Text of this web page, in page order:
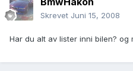
Skrevet Juni 15, 2008
Har du alt av lister inni bilen? og